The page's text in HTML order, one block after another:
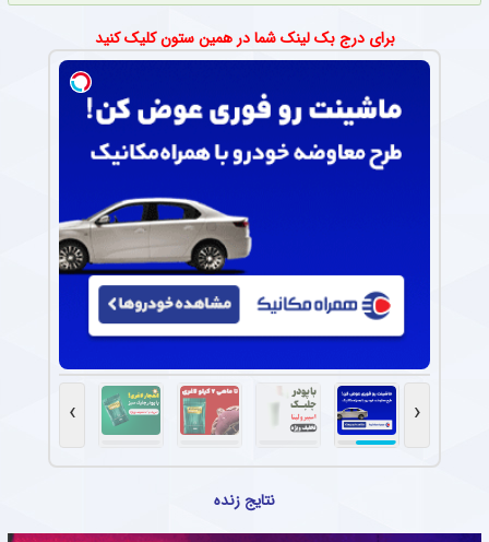
برای درج بک لینک شما در همین ستون کلیک کنید
‹
›
نتایج زنده